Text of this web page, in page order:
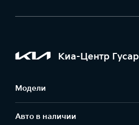
Киа-Центр Гусар
Модели
Авто в наличии